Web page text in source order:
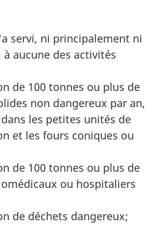
servi, ni principalement ni
aucune des activités
de 100 tonnes ou plus de
non dangereux par an,
les petites unités de
et les fours coniques ou
de 100 tonnes ou plus de
ou hospitaliers
de déchets dangereux;